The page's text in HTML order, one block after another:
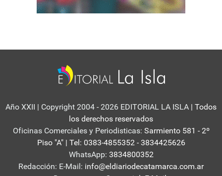
Año XXII | Copyright 2004 - 2026 EDITORIAL LA ISLA | Todos
los derechos reservados
Oficinas Comerciales y Periodisticas: Sarmiento 581 - 2º
Piso "A" | Tel: 0383-4855352 - 3834425626
WhatsApp: 3834800352
Redacción: E-Mail: info@eldiariodecatamarca.com.ar